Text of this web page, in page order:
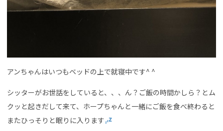
アンちゃんはいつもベッドの上で就寝中です^ ^
シッターがお世話をしていると、、、ん？ご飯の時間かしら？とム
クッと起きだして来て、ホープちゃんと一緒にご飯を食べ終わると
またひっそりと眠りに入ります